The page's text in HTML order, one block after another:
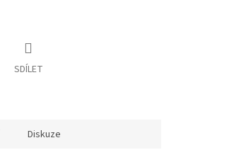
SDÍLET
Diskuze